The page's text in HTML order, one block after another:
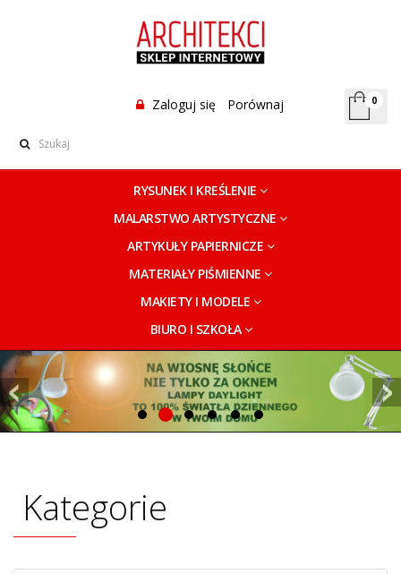
Zaloguj się Porównaj 0
RYSUNEK I KREŚLENIE
MALARSTWO ARTYSTYCZNE
ARTYKUŁY PAPIERNICZE
MATERIAŁY PIŚMIENNE
MAKIETY I MODELE
BIURO I SZKOŁA
Kategorie